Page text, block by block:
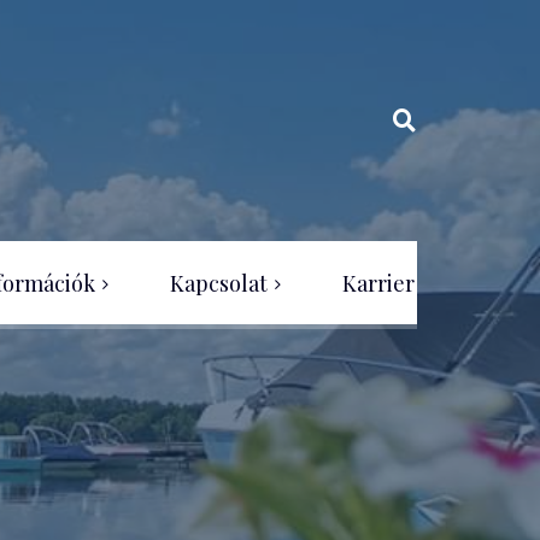
Kapcsolat
Megközelítés, térkép
Elérhetőség
Üzenetküldés
Karrier